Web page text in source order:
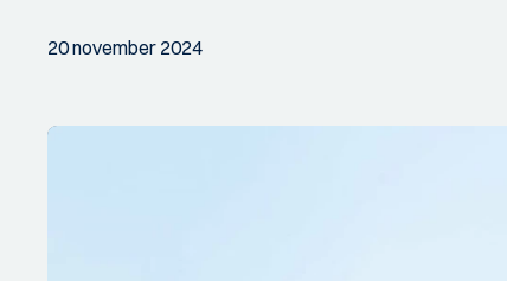
20 november 2024